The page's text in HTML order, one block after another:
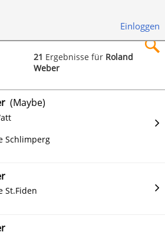
Einloggen
21 Ergebnisse für Roland
Weber
(Maybe)
Schlimperg
St.Fiden